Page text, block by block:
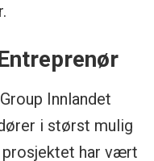
Innlandet
i størst mulig
prosjektet har vært